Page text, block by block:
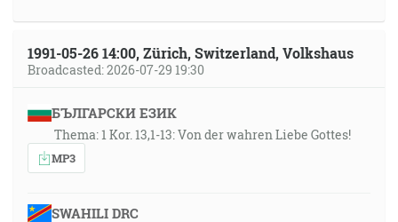
1991-05-26 14:00, Zürich, Switzerland, Volkshaus
Broadcasted: 2026-07-29 19:30
БЪЛГАРСКИ ЕЗИК
Thema: 1 Kor. 13,1-13: Von der wahren Liebe Gottes!
MP3
SWAHILI DRC